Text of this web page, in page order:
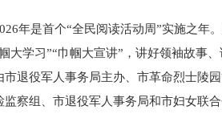
年是首个“全民阅读活动周”实施之年
大学习”“巾帼大宣讲”，讲好领袖故事
市退役军人事务局主办、市革命烈士陵
监察组、市退役军人事务局和市妇女联